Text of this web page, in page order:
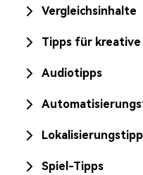
Vergleichsinhalte
Tipps für
Audiotipps
Spiel-Tipps